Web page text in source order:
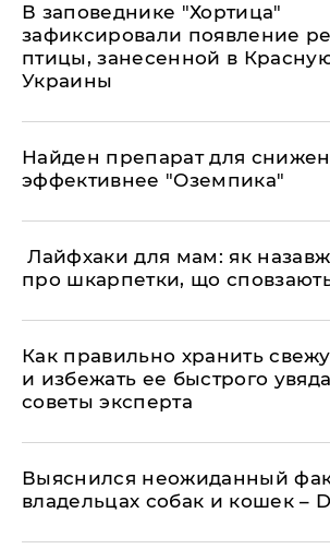
В заповеднике "Хортица"
зафиксировали появление
птицы, занесенной в
Украины
Найден препарат для
эффективнее "Оземпика"
Лайфхаки для мам: як
про шкарпетки, що
Как правильно хранить
и избежать ее быстрого
советы эксперта
Выяснился неожиданный
владельцах собак и кошек –